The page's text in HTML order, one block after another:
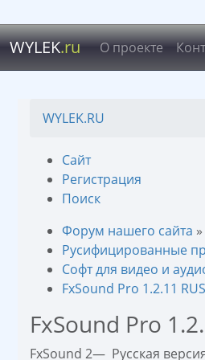
WYLEK.ru О проекте
WYLEK.RU
Сайт
Регистрация
Поиск
Форум нашего сайта »
Русифицированные
Софт для видео и
FxSound Pro 1.2.11 RUS
FxSound Pro
FxSound 2— Русская